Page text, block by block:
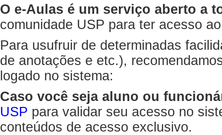
O e-Aulas é um serviço aberto a
comunidade USP para ter acesso
Para usufruir de determinadas
de anotações e etc.),
logado no sistema:
Caso você seja aluno ou
USP para validar seu acesso no
conteúdos de acesso exclusivo.